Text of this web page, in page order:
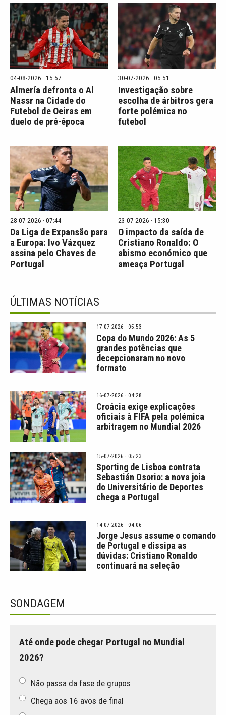
04-08-2026 · 15:57
Almería defronta o Al
Nassr na Cidade do
Futebol de Oeiras em
duelo de pré-época
30-07-2026 · 05:51
Investigação sobre
escolha de árbitros gera
forte polémica no
futebol
28-07-2026 · 07:44
Da Liga de Expansão para
a Europa: Ivo Vázquez
assina pelo Chaves de
Portugal
23-07-2026 · 15:30
O impacto da saída de
Cristiano Ronaldo: O
abismo económico que
ameaça Portugal
ÚLTIMAS NOTÍCIAS
17-07-2026 · 05:53
Copa do Mundo 2026: As 5
grandes potências que
decepcionaram no novo
formato
16-07-2026 · 04:28
Croácia exige explicações
oficiais à FIFA pela polémica
arbitragem no Mundial 2026
15-07-2026 · 05:23
Sporting de Lisboa contrata
Sebastián Osorio: a nova joia
do Universitário de Deportes
chega a Portugal
14-07-2026 · 04:06
Jorge Jesus assume o comando
de Portugal e dissipa as
dúvidas: Cristiano Ronaldo
continuará na seleção
SONDAGEM
Até onde pode chegar Portugal no Mundial
2026?
Não passa da fase de grupos
Chega aos 16 avos de final